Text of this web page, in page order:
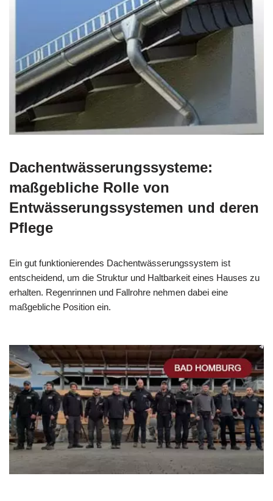
Dachentwässerungssysteme:
maßgebliche Rolle von
Entwässerungssystemen und deren
Pflege
Ein gut funktionierendes Dachentwässerungssystem ist
entscheidend, um die Struktur und Haltbarkeit eines Hauses zu
erhalten. Regenrinnen und Fallrohre nehmen dabei eine
maßgebliche Position ein.